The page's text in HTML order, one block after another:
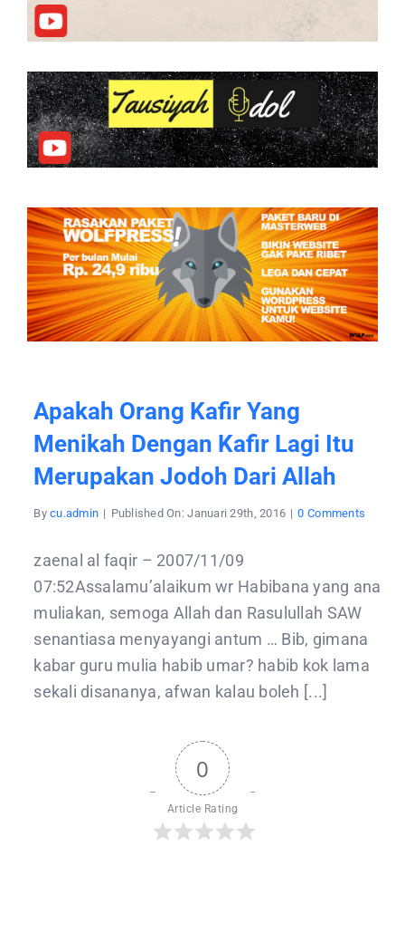
Apakah Orang Kafir Yang
Menikah Dengan Kafir Lagi Itu
Merupakan Jodoh Dari Allah
Bycu.admin | Published On: Januari 29th, 2016 | 0 Comments
dengan
itu
jodoh
dari
zaenal al faqir – 2007/11/09
07:52Assalamu’alaikum wr Habibana yang ana
muliakan, semoga Allah dan Rasulullah SAW
senantiasa menyayangi antum … Bib, gimana
kabar guru mulia habib umar? habib kok lama
sekali disananya, afwan kalau boleh [...]
0
Article Rating